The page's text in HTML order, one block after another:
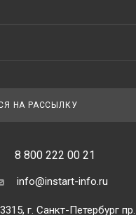
НА РАССЫЛКУ
8 800 222 00 21
info@instart-info.ru
г. Санкт-Петербург пр.